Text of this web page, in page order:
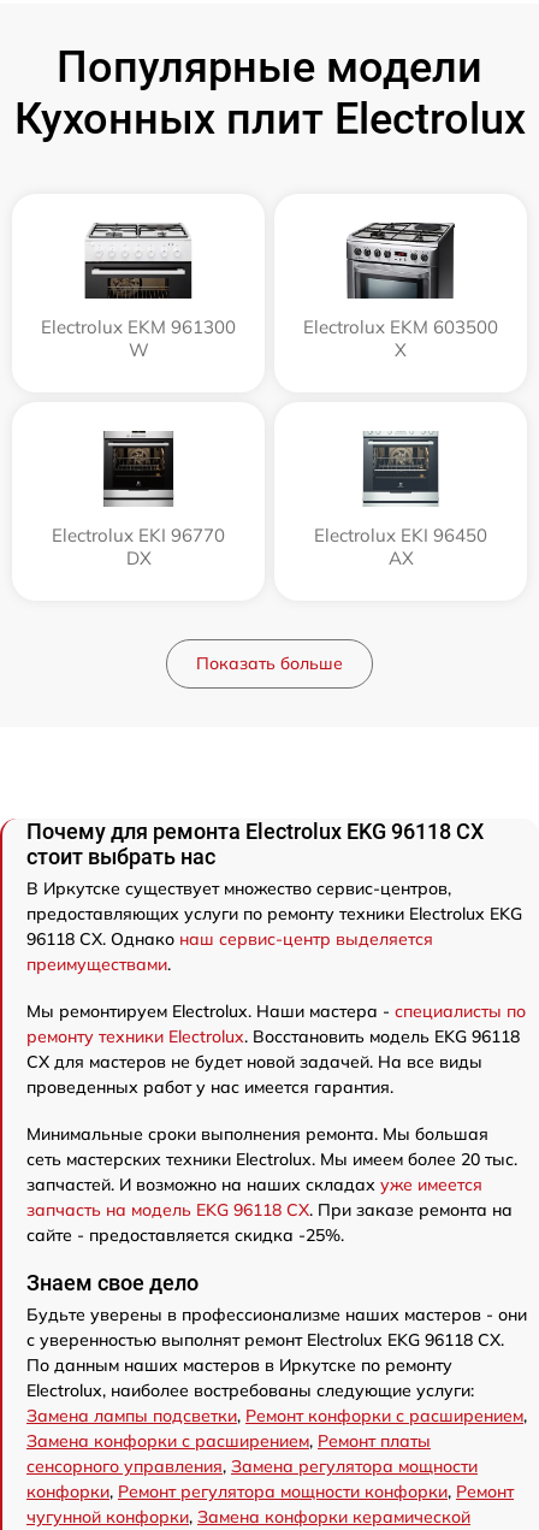
Популярные модели
Кухонных плит Electrolux
Electrolux EKM 961300
W
Electrolux EKM 603500
X
Electrolux EKI 96770
DX
Electrolux EKI 96450
AX
Показать больше
Почему для ремонта Electrolux EKG 96118 CX
стоит выбрать нас
В Иркутске существует множество сервис-центров,
предоставляющих услуги по ремонту техники Electrolux EKG
96118 CX. Однако наш сервис-центр выделяется
преимуществами.
Мы ремонтируем Electrolux. Наши мастера - специалисты по
ремонту техники Electrolux. Восстановить модель EKG 96118
CX для мастеров не будет новой задачей. На все виды
проведенных работ у нас имеется гарантия.
Минимальные сроки выполнения ремонта. Мы большая
сеть мастерских техники Electrolux. Мы имеем более 20 тыс.
запчастей. И возможно на наших складах уже имеется
запчасть на модель EKG 96118 CX. При заказе ремонта на
сайте - предоставляется скидка -25%.
Знаем свое дело
Будьте уверены в профессионализме наших мастеров - они
с уверенностью выполнят ремонт Electrolux EKG 96118 CX.
По данным наших мастеров в Иркутске по ремонту
Electrolux, наиболее востребованы следующие услуги:
Замена лампы подсветки, Ремонт конфорки с расширением,
Замена конфорки с расширением, Ремонт платы
сенсорного управления, Замена регулятора мощности
конфорки, Ремонт регулятора мощности конфорки, Ремонт
чугунной конфорки, Замена конфорки керамической